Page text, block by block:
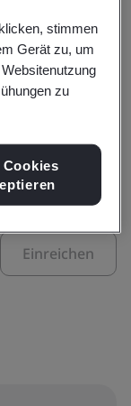
Einreichen
stimmen
Gerät zu, um
zu